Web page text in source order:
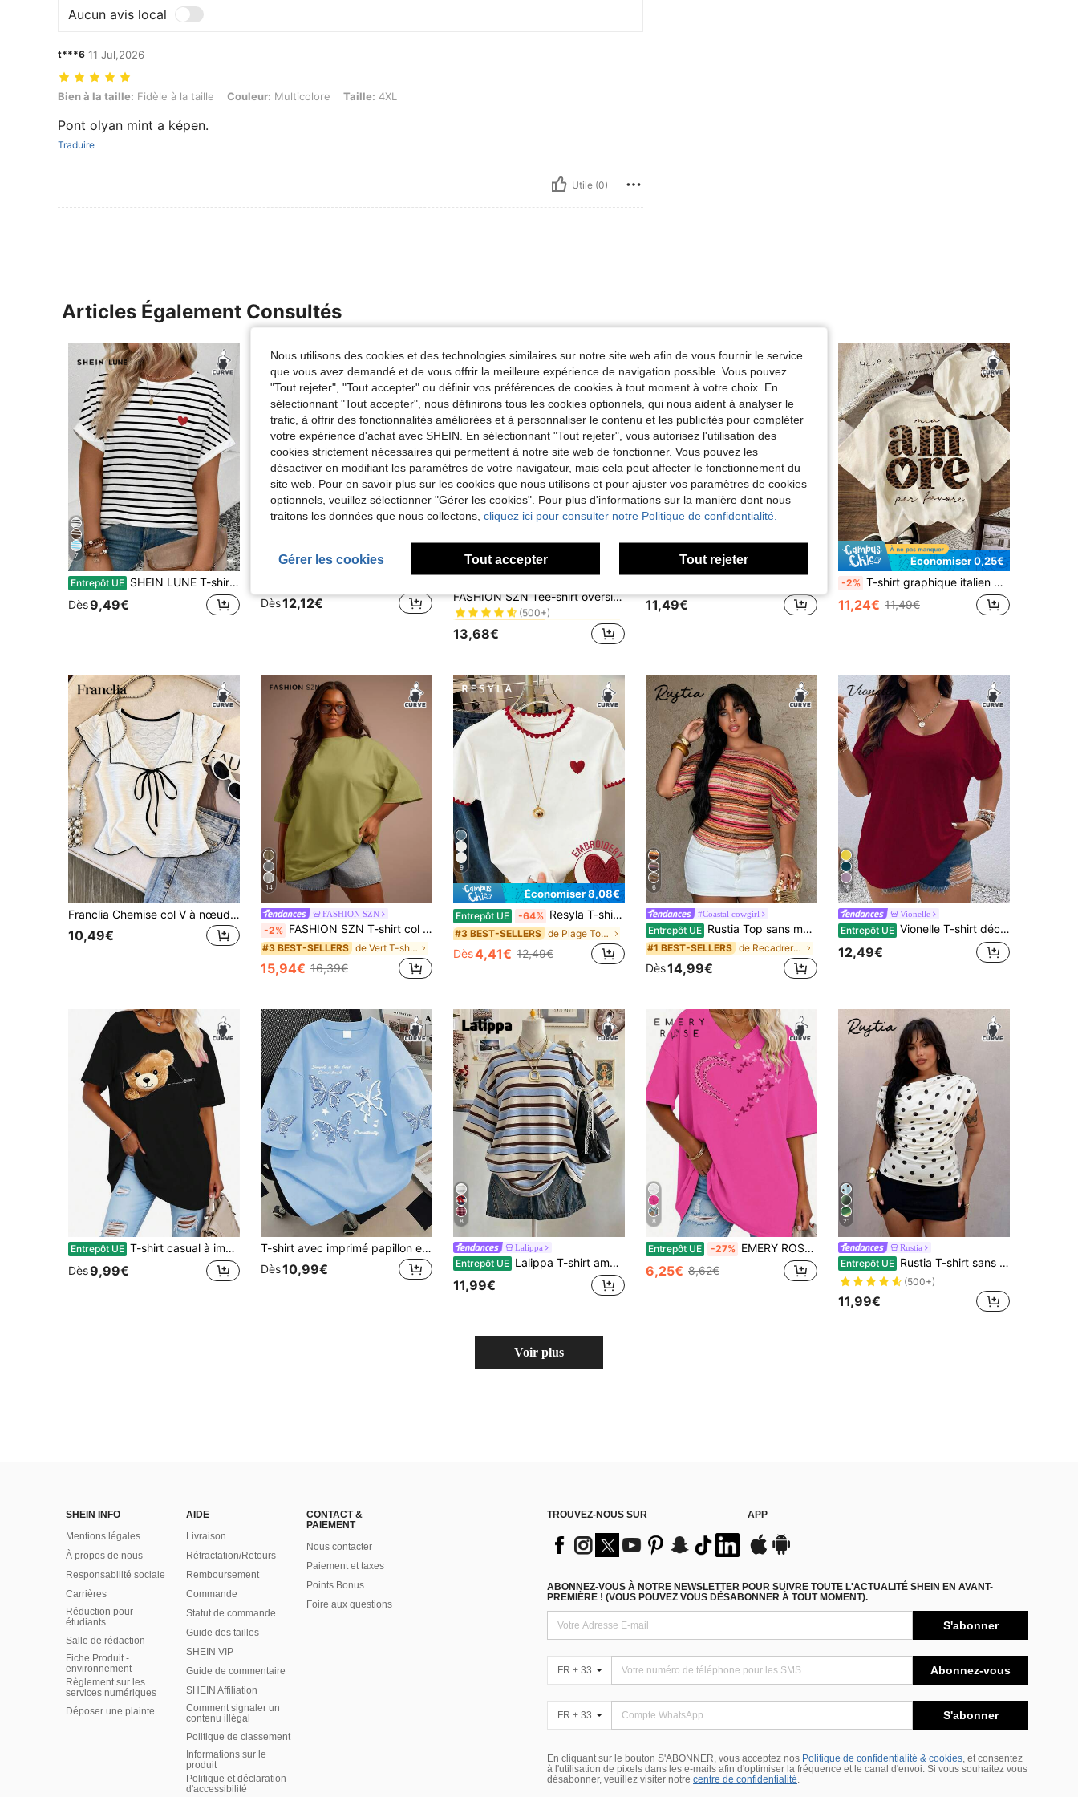
Aucun avis local
t***6 11 Jul,2026
Bien à la taille: Fidèle à la taille, Couleur: Multicolore, Taille: 4XL
Bien à la taille: Fidèle à la taille Couleur: Multicolore Taille: 4XL
Pont olyan mint a képen.
Traduire
Utile (0)
Articles Également Consultés
7
Entrepôt UE SHEIN LUNE T-shirt décontracté à col rond, manches courtes, imprimé cœur rayé, grande taille pour femmes, nouvelle arrivée printemps/été
Dès9,49€
Dès12,12€
17
FASHION SZN Tee-shirt oversize en coton 100% pour grandes tailles, épaules dénudées, blanc, coupe ample, tenue d'été décontractée, vacances, basiques du quotidien, aéroport, city break, élégant, chic, minimaliste
(500+)
#8 BEST-SELLERS
#8 BEST-SELLERS
#8 BEST-SELLERS
de Quotidiennement T-shirts grande taille
13,68€
11,49€
Économiser 0,25€
-2% T-shirt graphique italien AMORE imprimé léopard, vêtements d'été pour femmes, T-shirt grande taille - T-shirt décontracté col rond manches courtes pour femmes
11,24€ 11,49€
Franclia Chemise col V à nœud papillon pour femmes grande taille, T-shirt grande taille coupe slim avec bordure contrastée blanc & noir, top décontracté d'été style américain vintage, esthétique chic de vacances style mignon, top blanc grande taille pour femmes, top décontracté grande taille
10,49€
14
FASHION SZN
-2% FASHION SZN T-shirt col rond oversize 100% coton, basiques du quotidien, coupe ample et confortable pour l'été. Tenue de vacances, t-shirt blanc à porter au travail ou le week-end. Style minimaliste Y2K
#3 BEST-SELLERS de Vert T-shirts grande taille
15,94€ 16,39€
9
Économiser 8,08€
Entrepôt UE -64% Resyla T-shirt grande taille, nouveau design estival, col et manches en dentelle brodée, motif cœur classique, artisanat brodé, ambiance élégante, coupe polyvalente décontractée, confortable à porter, extérieur, sortie
#3 BEST-SELLERS de Plage Tops grande taille
Dès4,41€ 12,49€
6
#Coastal cowgirl
Entrepôt UE Rustia Top sans manches tricoté rayé coloré grande taille, vêtement de plage vintage élégant et décontracté pour femmes
#1 BEST-SELLERS de Recadrer T-shirts grande taille
Dès14,99€
18
Vionelle
Entrepôt UE Vionelle T-shirt décontracté ample à col rond et épaules dénudées, manches courtes, couleur unie, taille grande pour femmes
12,49€
Entrepôt UE T-shirt casual à imprimé ours en peluche pour femmes grandes tailles, été
Dès9,99€
T-shirt avec imprimé papillon et lettres, top pour femmes grande taille, design mode à manches courtes imprimées. Convient pour les vacances d'été, la plage, Noël, les cadeaux pour la fête des mères ; convient pour le port quotidien, la plage, le fitness, les vêtements d'été pour femmes, les tenues de vacances pour femmes. Décontracté
Dès10,99€
8
Lalippa
Entrepôt UE Lalippa T-shirt ample à manches tombantes, col rond, imprimé numérique rayé, style décontracté grande taille. Cadeau pour les amis
11,99€
8
Entrepôt UE -27% EMERY ROSE T-shirt ample à col V et manches courtes, populaire pour le printemps et l'été, style Europe et Amérique.
6,25€ 8,62€
21
Rustia
Entrepôt UE Rustia T-shirt sans manches à encolure échancrée à pois grande taille, printemps/été
(500+)
11,99€
Voir plus
SHEIN INFO
Mentions légales
À propos de nous
Responsabilité sociale
Carrières
Réduction pour
étudiants
Salle de rédaction
Fiche Produit -
environnement
Règlement sur les
services numériques
Déposer une plainte
AIDE
Livraison
Rétractation/Retours
Remboursement
Commande
Statut de commande
Guide des tailles
SHEIN VIP
Guide de commentaire
SHEIN Affiliation
Comment signaler un
contenu illégal
Politique de classement
Informations sur le
produit
Politique et déclaration
d'accessibilité
CONTACT &
PAIEMENT
Nous contacter
Paiement et taxes
Points Bonus
Foire aux questions
TROUVEZ-NOUS SUR APP
ABONNEZ-VOUS À NOTRE NEWSLETTER POUR SUIVRE TOUTE L'ACTUALITÉ SHEIN EN AVANT-
PREMIÈRE ! (VOUS POUVEZ VOUS DÉSABONNER À TOUT MOMENT).
S'abonner
FR + 33 Abonnez-vous
FR + 33 S'abonner
En cliquant sur le bouton S'ABONNER, vous acceptez nos Politique de confidentialité & cookies, et consentez
à l'utilisation de pixels dans les e-mails afin d'optimiser la fréquence et le canal d'envoi. Si vous souhaitez vous
désabonner, veuillez visiter notre centre de confidentialité.
Nous utilisons des cookies et des technologies similaires sur notre site web afin de vous fournir le service
que vous avez demandé et de vous offrir la meilleure expérience de navigation possible. Vous pouvez
"Tout rejeter", "Tout accepter" ou définir vos préférences de cookies à tout moment à votre choix. En
sélectionnant "Tout accepter", nous définirons tous les cookies optionnels, qui nous aident à analyser le
trafic, à offrir des fonctionnalités améliorées et à personnaliser le contenu et les publicités pour compléter
votre expérience d'achat avec SHEIN. En sélectionnant "Tout rejeter", vous autorisez l'utilisation des
cookies strictement nécessaires qui permettent à notre site web de fonctionner. Vous pouvez les
désactiver en modifiant les paramètres de votre navigateur, mais cela peut affecter le fonctionnement du
site web. Pour en savoir plus sur les cookies que nous utilisons et pour ajuster vos paramètres de cookies
optionnels, veuillez sélectionner "Gérer les cookies". Pour plus d'informations sur la manière dont nous
traitons les données que nous collectons, cliquez ici pour consulter notre Politique de confidentialité.
Gérer les cookies Tout accepter Tout rejeter